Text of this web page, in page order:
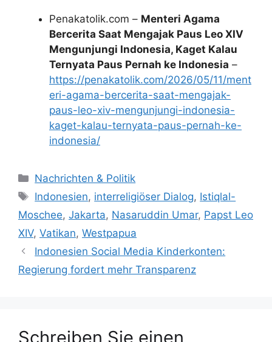
Penakatolik.com – Menteri Agama
Bercerita Saat Mengajak Paus Leo XIV
Mengunjungi Indonesia, Kaget Kalau
Ternyata Paus Pernah ke Indonesia –
https://penakatolik.com/2026/05/11/ment
eri-agama-bercerita-saat-mengajak-
paus-leo-xiv-mengunjungi-indonesia-
kaget-kalau-ternyata-paus-pernah-ke-
indonesia/
K
a
e
g
o
r
Nachrichten & Politik
S
l
a
g
Indonesien, interreligiöser Dialog, Istiqlal-
Moschee, Jakarta, Nasaruddin Umar, Papst Leo
XIV, Vatikan, Westpapua
Indonesien Social Media Kinderkonten:
Regierung fordert mehr Transparenz
Schreiben Sie einen